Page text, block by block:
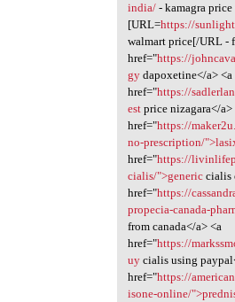
india/- kamagra
[URL=https://
walmart price[/URL -
href="https://
gydapoxetine</a> <a
href="https://
estprice nizagara</a>
href="https://
no-prescription/
href="https://
cialis/">genericcialis
href="https://
propecia-canada-
from canada</a> <a
href="https://
uycialis using
href="https://
isone-online/